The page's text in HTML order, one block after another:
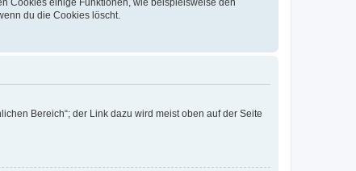
du die Cookies löscht.
Bereich“; der Link dazu wird meist oben auf der Seite